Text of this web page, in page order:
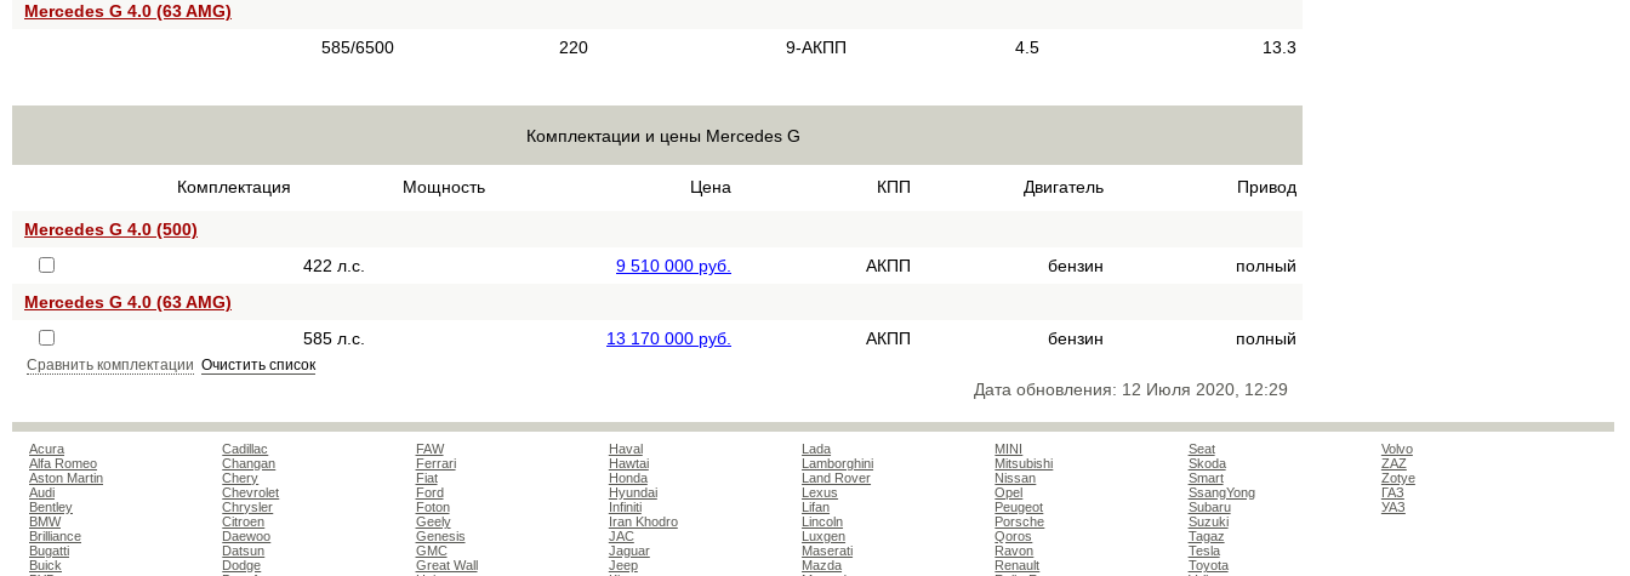
Mercedes G 4.0 (63 AMG)
585/6500
220 9-АКПП 4.5 13.3
Комплектации и цены Mercedes G
Комплектация Мощность Цена КПП Двигатель Привод
Mercedes G 4.0 (500)
422 л.с.
9 510 000 руб. АКПП бензин
полный
Mercedes G 4.0 (63 AMG)
585 л.с.
13 170 000 руб. АКПП бензин полный
Сравнить комплектации Очистить список
Дата обновления: 12 Июля 2020, 12:29
Acura
Alfa Romeo
Aston Martin
Audi
Bentley
BMW
Brilliance
Bugatti
Buick
Cadillac
Changan
Chery
Chevrolet
Chrysler
Citroen
Daewoo
Datsun
Dodge
FAW
Ferrari
Fiat
Ford
Foton
Geely
Genesis
GMC
Great Wall
Haval
Hawtai
Honda
Hyundai
Infiniti
Iran Khodro
JAC
Jaguar
Jeep
Lada
Lamborghini
Land Rover
Lexus
Lifan
Lincoln
Luxgen
Maserati
Mazda
MINI
Mitsubishi
Nissan
Opel
Peugeot
Porsche
Qoros
Ravon
Renault
Seat
Skoda
Smart
SsangYong
Subaru
Suzuki
Tagaz
Tesla
Toyota
Volvo
ZAZ
Zotye
ГАЗ
УАЗ